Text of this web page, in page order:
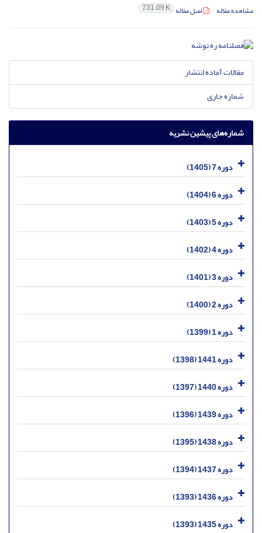
مشاهده مقاله اصل مقاله 731.09 K
مقالات آماده انتشار
شماره جاری
شماره‌های پیشین نشریه
دوره 7 (1405)
دوره 6 (1404)
دوره 5 (1403)
دوره 4 (1402)
دوره 3 (1401)
دوره 2 (1400)
دوره 1 (1399)
دوره 1441 (1398)
دوره 1440 (1397)
دوره 1439 (1396)
دوره 1438 (1395)
دوره 1437 (1394)
دوره 1436 (1393)
دوره 1435 (1393)